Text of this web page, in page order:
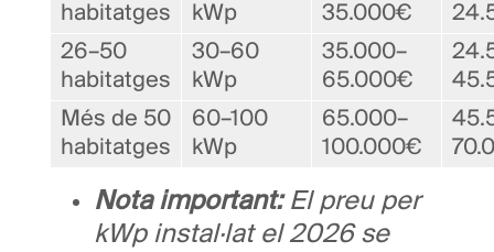
habitatges
kWp
35.000€
26–50
habitatges
30–60
kWp
35.000–
65.000€
Més de 50
habitatges
60–100
kWp
65.000–
100.000€
Nota important:El preu per
kWp instal·lat el 2026 se